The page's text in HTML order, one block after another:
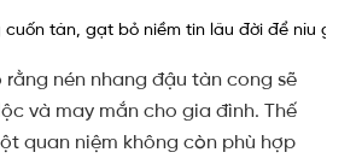
cuốn tàn, gạt bỏ niềm tin lâu đời để níu giữ
rằng nén nhang đậu tàn cong sẽ
và may mắn cho gia đình. Thế
quan niệm không còn phù hợp